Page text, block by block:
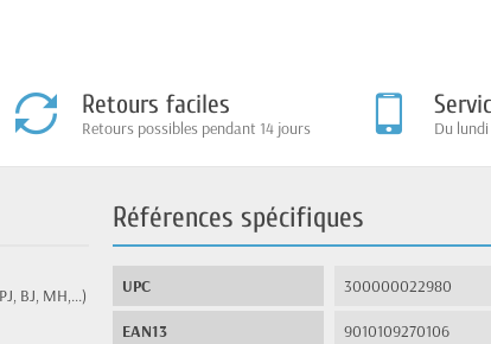
Retours faciles
Retours possibles pendant 14 jours Du
BJ, MH,...)
Références spécifiques
UPC 300000022980
EAN13 9010109270106